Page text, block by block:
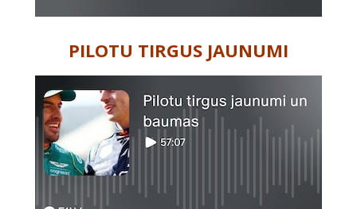
PILOTU TIRGUS JAUNUMI